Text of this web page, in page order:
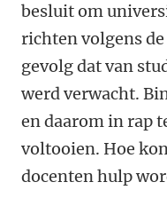
besluit om
richten volgens
gevolg dat van
werd verwacht.
en daarom in rap
voltooien. Hoe
docenten hulp